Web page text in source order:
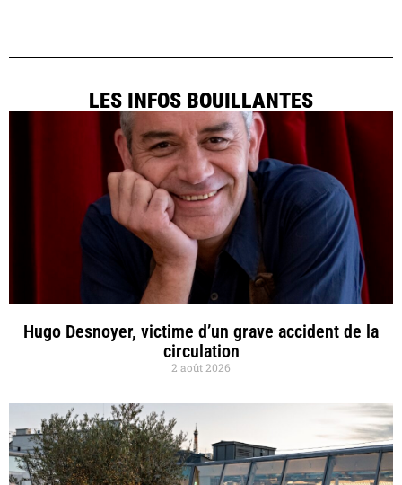
LES INFOS BOUILLANTES
Hugo Desnoyer, victime d’un grave accident de la
circulation
2 août 2026